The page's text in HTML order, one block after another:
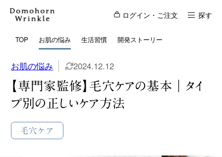
ログイン・ご注文 探す
TOP お肌の悩み 生活習慣 開発ストーリー
お肌の悩み 2024.12.12
【専門家監修】毛穴ケアの基本｜タイ
プ別の正しいケア方法
毛穴ケア